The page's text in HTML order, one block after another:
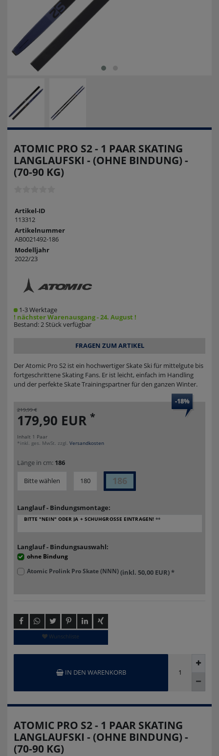
ATOMIC PRO S2 - 1 PAAR SKATING
LANGLAUFSKI - (OHNE BINDUNG) -
(70-90 KG)
Artikel-ID
113312
Artikelnummer
AB0021492-186
Modelljahr
2022/23
1-3 Werktage
! nächster Warenausgang - 24. August !
Bestand: 2 Stück verfügbar
FRAGEN ZUM ARTIKEL
Der Atomic Pro S2 ist ein hochwertiger Skate Ski für mittelgute bis
fortgeschrittene Skating Fans. Er ist leicht, einfach im Handling
und der perfekte Skate Trainingspartner für den ganzen Winter.
-18%
219,99 €
179,90 EUR *
Inhalt 1 Paar
*inkl. ges. MwSt. zzgl. Versandkosten
Länge in cm: 186
Bitte wählen 180 186
Langlauf - Bindungsmontage:
BITTE "NEIN" ODER JA + SCHUHGRÖSSE EINTRAGEN! **
Langlauf - Bindungsauswahl:
ohne Bindung
Atomic Prolink Pro Skate (NNN) (inkl. 50,00 EUR)*
Wunschliste
IN DEN WARENKORB
ATOMIC PRO S2 - 1 PAAR SKATING
LANGLAUFSKI - (OHNE BINDUNG) -
(70-90 KG)